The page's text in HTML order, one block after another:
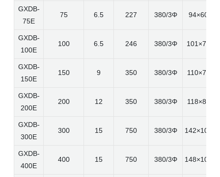
GXDB-
75E
75 6.5 227 380/3Φ
GXDB-
100E
100 6.5 246 380/3Φ
GXDB-
150E
150 9 350 380/3Φ
GXDB-
200E
200 12 350 380/3Φ
GXDB-
300E
300 15 750 380/3Φ
GXDB-
400E
400 15 750 380/3Φ